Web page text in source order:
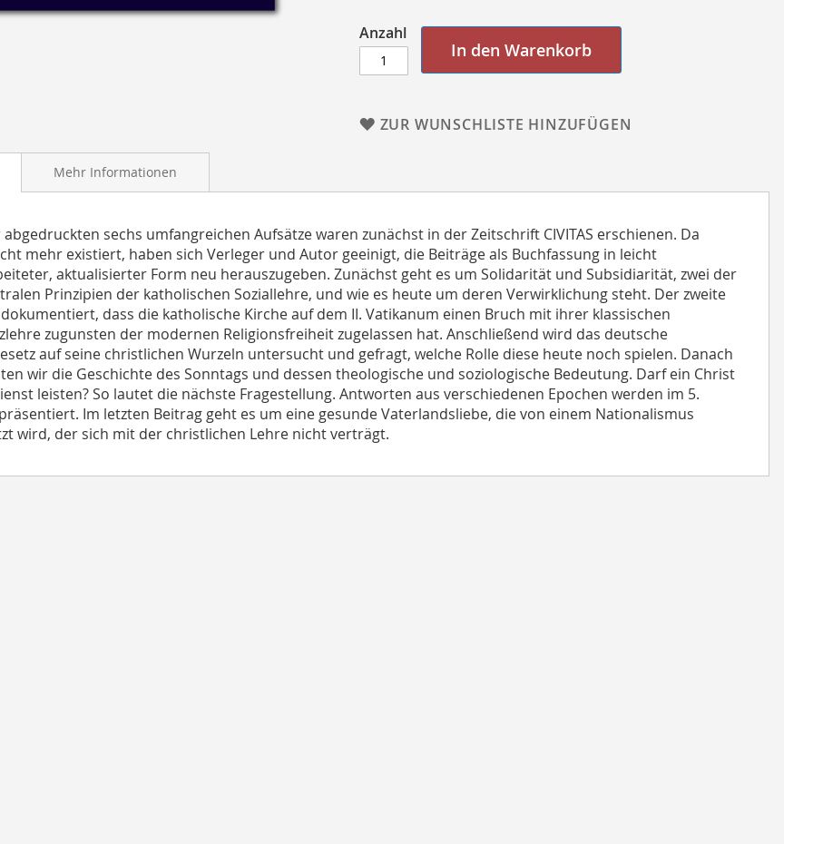
Anzahl
In den Warenkorb
ZUR WUNSCHLISTE HINZUFÜGEN
abgedruckten sechs umfangreichen Aufsätze waren zunächst in der Zeitschrift CIVITAS erschienen. Da
mehr existiert, haben sich Verleger und Autor geeinigt, die Beiträge als Buchfassung in leicht
aktualisierter Form neu herauszugeben. Zunächst geht es um Solidarität und Subsidiarität, zwei der
Prinzipien der katholischen Soziallehre, und wie es heute um deren Verwirklichung steht. Der zweite
dass die katholische Kirche auf dem II. Vatikanum einen Bruch mit ihrer klassischen
zugunsten der modernen Religionsfreiheit zugelassen hat. Anschließend wird das deutsche
auf seine christlichen Wurzeln untersucht und gefragt, welche Rolle diese heute noch spielen. Danach
wir die Geschichte des Sonntags und dessen theologische und soziologische Bedeutung. Darf ein Christ
leisten? So lautet die nächste Fragestellung. Antworten aus verschiedenen Epochen werden im 5.
Im letzten Beitrag geht es um eine gesunde Vaterlandsliebe, die von einem Nationalismus
wird, der sich mit der christlichen Lehre nicht verträgt.
Mehr Informationen